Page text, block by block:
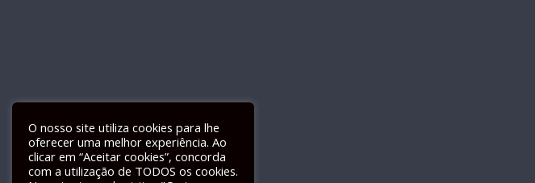
Livro de Reclamações Electrónico
O nosso site utiliza cookies para lhe
oferecer uma melhor experiência. Ao
clicar em “Aceitar cookies”, concorda
com a utilização de TODOS os cookies.